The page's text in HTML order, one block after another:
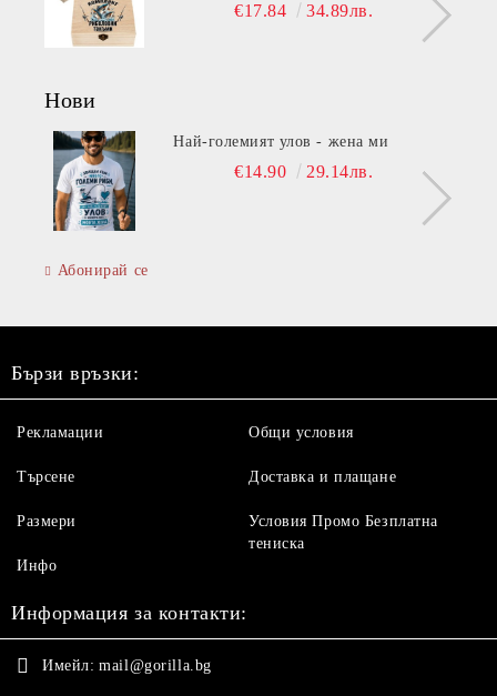
€17.84 34.89лв.
Нови
Най-големият улов - жена ми
€14.90 29.14лв.
Абонирай се
Бързи връзки:
Рекламации
Търсене
Размери
Инфо
Общи условия
Доставка и плащане
Условия Промо Безплатна
тениска
Информация за контакти:
Имейл: mail@gorilla.bg